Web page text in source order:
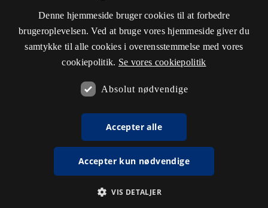
Denne hjemmeside bruger cookies til at forbedre
brugeroplevelsen. Ved at bruge vores hjemmeside giver du
samtykke til alle cookies i overensstemmelse med vores
cookiepolitik. Se vores cookiepolitik
Absolut nødvendige
Accepter alle
Accepter kun nødvendige
VIS DETALJER